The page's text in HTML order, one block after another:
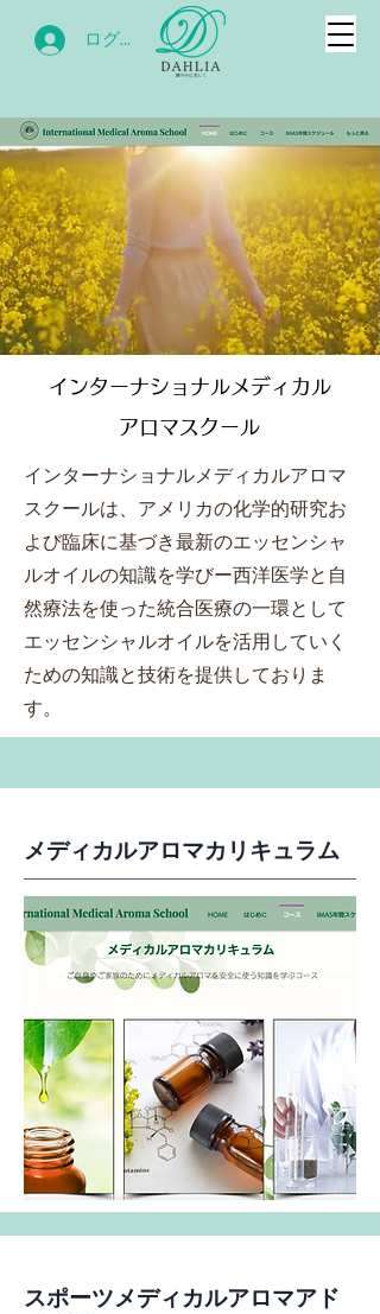
ログイン
インターナショナルメディカル
アロマスクール
インターナショナルメディカルアロマ
スクールは、アメリカの化学的研究お
よび臨床に基づき最新のエッセンシャ
ルオイルの知識を学びー西洋医学と自
然療法を使った統合医療の一環として
エッセンシャルオイルを活用していく
ための知識と技術を提供しておりま
す。
メディカルアロマカリキュラム
スポーツメディカルアロマアド